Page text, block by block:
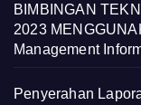
BIMBINGAN
2023
Management
Penyerahan